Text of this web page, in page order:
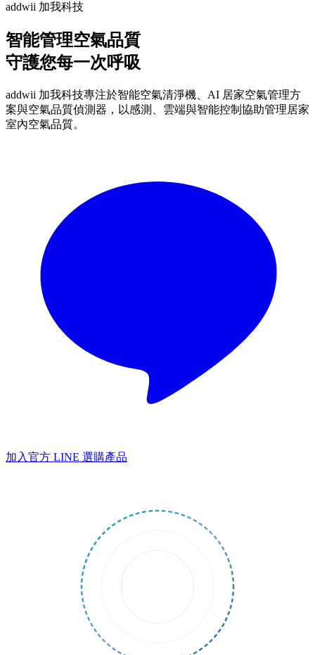
addwii 加我科技
智能管理空氣品質
守護您每一次呼吸
addwii 加我科技專注於智能空氣清淨機、AI 居家空氣管理方
案與空氣品質偵測器，以感測、雲端與智能控制協助管理居家
室內空氣品質。
加入官方 LINE 選購產品